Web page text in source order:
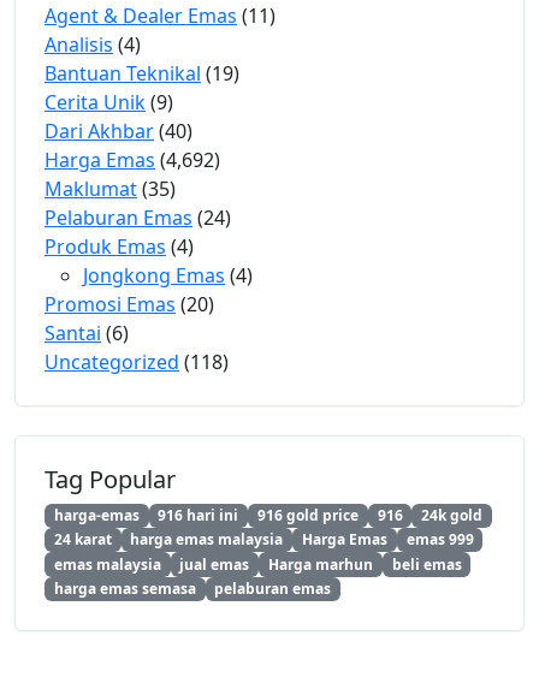
Agent & Dealer Emas (11)
Analisis (4)
Bantuan Teknikal (19)
Cerita Unik(9)
Dari Akhbar(40)
Harga Emas (4,692)
Maklumat(35)
Pelaburan Emas (24)
Produk Emas (4)
Jongkong Emas (4)
Promosi Emas (20)
Santai (6)
Uncategorized (118)
Tag Popular
harga-emas 916 hari ini 916 gold price 916
24k gold
24 karat
harga emas malaysia Harga Emas
emas 999
emas malaysia
jual emas Harga marhun
beli emas
harga emas semasa
pelaburan emas